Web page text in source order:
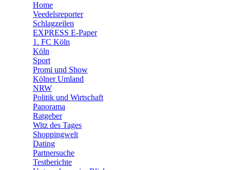
🛒 Shoppingwelt
Home
Veedelsreporter
Schlagzeilen
EXPRESS E-Paper
1. FC Köln
Köln
Sport
Promi und Show
Kölner Umland
NRW
Politik und Wirtschaft
Panorama
Ratgeber
Witz des Tages
Shoppingwelt
Dating
Partnersuche
Testberichte